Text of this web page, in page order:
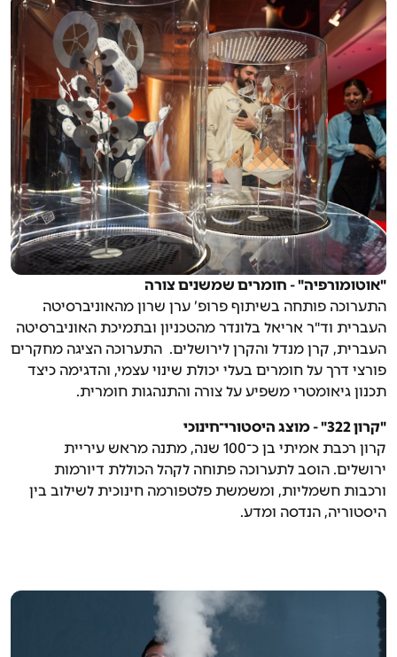
"אוטומורפיה" - חומרים שמשנים צורה
התערוכה פותחה בשיתוף פרופ’ ערן שרון מהאוניברסיטה
העברית וד"ר אריאל בלונדר מהטכניון ובתמיכת האוניברסיטה
העברית, קרן מנדל והקרן לירושלים. התערוכה הציגה מחקרים
פורצי דרך על חומרים בעלי יכולת שינוי עצמי, והדגימה כיצד
תכנון גיאומטרי משפיע על צורה והתנהגות חומרית.
"קרון 322" - מוצג היסטורי־חינוכי
קרון רכבת אמיתי בן כ־100 שנה, מתנה מראש עיריית
ירושלים. הוסב לתערוכה פתוחה לקהל הכוללת דיורמות
ורכבות חשמליות, ומשמשת פלטפורמה חינוכית לשילוב בין
היסטוריה, הנדסה ומדע.